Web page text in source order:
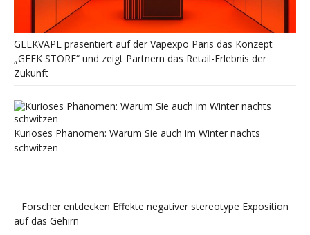
GEEKVAPE präsentiert auf der Vapexpo Paris das Konzept
„GEEK STORE“ und zeigt Partnern das Retail-Erlebnis der
Zukunft
Kurioses Phänomen: Warum Sie auch im Winter nachts
schwitzen
Forscher entdecken Effekte negativer stereotype Exposition
auf das Gehirn